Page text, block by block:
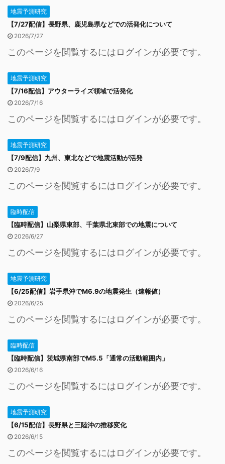
地震予測研究
【7/27配信】長野県、鹿児島県などでの活発化について
2026/7/27
このページを閲覧するにはログインが必要です。
地震予測研究
【7/16配信】アウターライズ領域で活発化
2026/7/16
このページを閲覧するにはログインが必要です。
地震予測研究
【7/9配信】九州、東北などで地震活動が活発
2026/7/9
このページを閲覧するにはログインが必要です。
臨時配信
【臨時配信】山梨県東部、千葉県北東部での地震について
2026/6/27
このページを閲覧するにはログインが必要です。
地震予測研究
【6/25配信】岩手県沖でM6.9の地震発生（速報値）
2026/6/25
このページを閲覧するにはログインが必要です。
臨時配信
【臨時配信】茨城県南部でM5.5「通常の活動範囲内」
2026/6/16
このページを閲覧するにはログインが必要です。
地震予測研究
【6/15配信】長野県と三陸沖の推移変化
2026/6/15
このページを閲覧するにはログインが必要です。